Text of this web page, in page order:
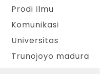
Prodi Ilmu
Komunikasi
Universitas
Trunojoyo madura